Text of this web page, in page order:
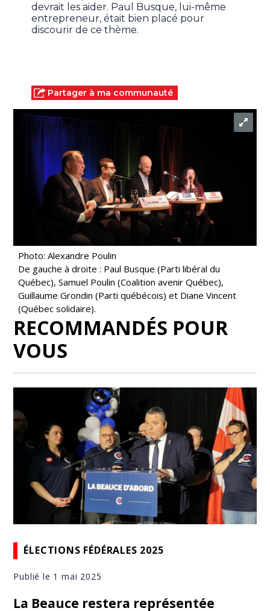
devrait les aider. Paul Busque, lui-même
entrepreneur, était bien placé pour
discourir de ce thème.
Partager à ma communauté
Photo: Alexandre Poulin
De gauche à droite : Paul Busque (Parti libéral du
Québec), Samuel Poulin (Coalition avenir Québec),
Guillaume Grondin (Parti québécois) et Diane Vincent
(Québec solidaire).
RECOMMANDÉS POUR
VOUS
ÉLECTIONS FÉDÉRALES 2025
Publié le 1 mai 2025
La Beauce restera représentée